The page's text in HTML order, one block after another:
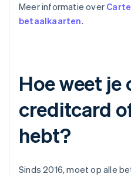
Meer informatie over
betaalkaarten.
Hoe weet je
creditcard
hebt?
Sinds 2016, moet op alle